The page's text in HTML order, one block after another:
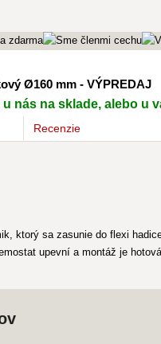
Ø160 mm - VÝPREDAJ
nás na sklade, alebo u
Recenzie
ktorý sa zasunie do flexi
upevní a montáž je